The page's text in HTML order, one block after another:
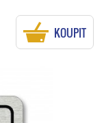
KOUPIT